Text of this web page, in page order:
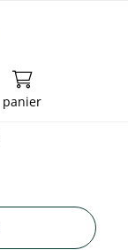
panier
Le panier